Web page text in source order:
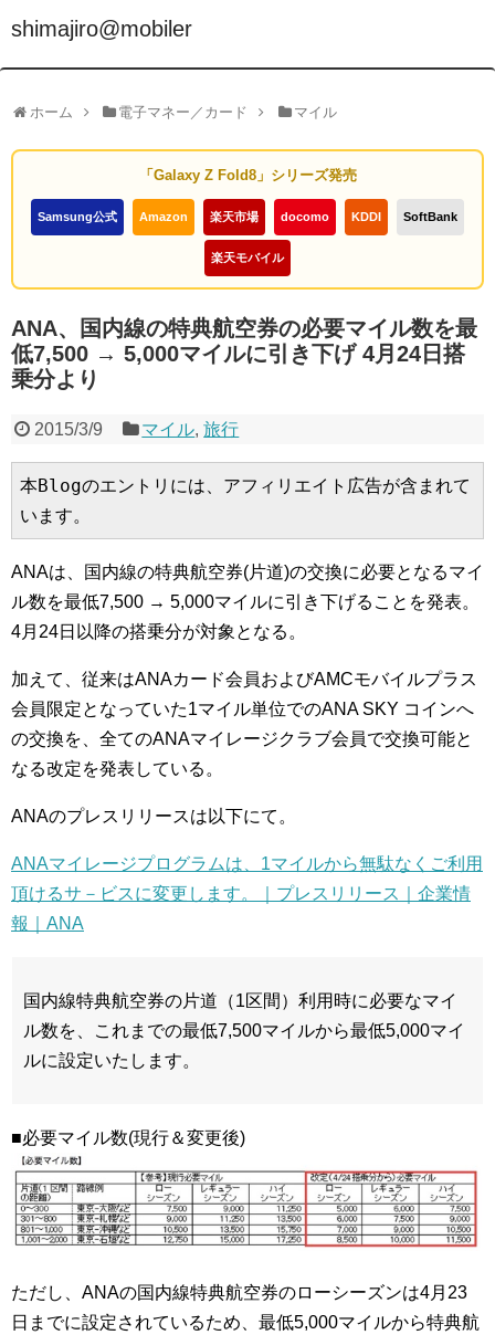
shimajiro@mobiler
ホーム 電子マネー／カード マイル
「Galaxy Z Fold8」シリーズ発売
Samsung公式 Amazon 楽天市場 docomo KDDI SoftBank
楽天モバイル
ANA、国内線の特典航空券の必要マイル数を最
低7,500 → 5,000マイルに引き下げ 4月24日搭
乗分より
2015/3/9 マイル,旅行
本Blogのエントリには、アフィリエイト広告が含まれて
います。
ANAは、国内線の特典航空券(片道)の交換に必要となるマイ
ル数を最低7,500 → 5,000マイルに引き下げることを発表。
4月24日以降の搭乗分が対象となる。
加えて、従来はANAカード会員およびAMCモバイルプラス
会員限定となっていた1マイル単位でのANA SKY コインへ
の交換を、全てのANAマイレージクラブ会員で交換可能と
なる改定を発表している。
ANAのプレスリリースは以下にて。
ANAマイレージプログラムは、1マイルから無駄なくご利用
頂けるサ－ビスに変更します。｜プレスリリース｜企業情
報｜ANA
国内線特典航空券の片道（1区間）利用時に必要なマイ
ル数を、これまでの最低7,500マイルから最低5,000マイ
ルに設定いたします。
■必要マイル数(現行＆変更後)
ただし、ANAの国内線特典航空券のローシーズンは4月23
日までに設定されているため、最低5,000マイルから特典航